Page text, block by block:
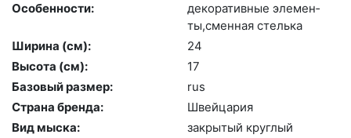
Особенности:
де­кора­тив­ные эле­мен­
ты,смен­ная стель­ка
Ширина (см):
24
Высота (cм):
17
Базовый размер:
rus
Страна бренда:
Швей­ца­рия
Вид мыска:
зак­ры­тый круг­лый